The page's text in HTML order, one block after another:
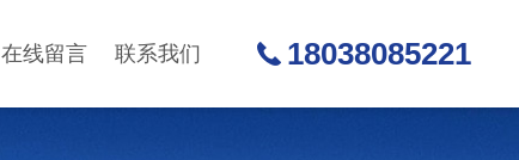
在线留言 联系我们 18038085221